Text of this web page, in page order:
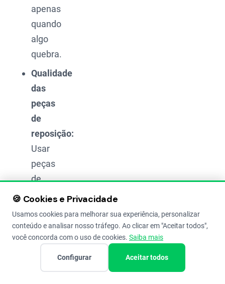
apenas
quando
algo
quebra.
Qualidade
das
peças
de
reposição:
Usar
peças
de
baixa
qualidade
que
se
desgastam
mais
🍪 Cookies e Privacidade
Usamos cookies para melhorar sua experiência, personalizar
conteúdo e analisar nosso tráfego. Ao clicar em "Aceitar todos",
você concorda com o uso de cookies. Saiba mais
Configurar Aceitar todos